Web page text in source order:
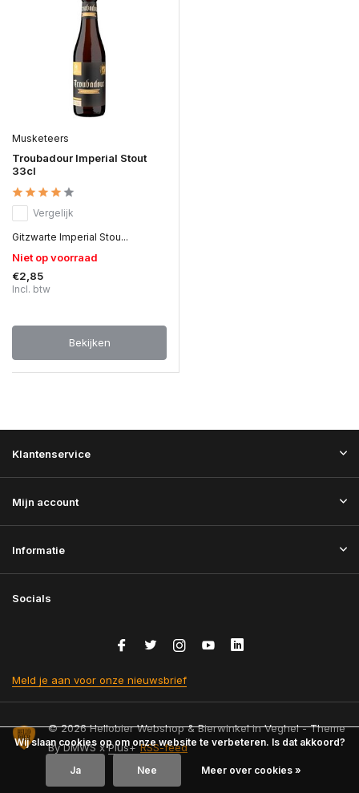
Musketeers
Troubadour Imperial Stout
33cl
Vergelijk
Gitzwarte Imperial Stou...
Niet op voorraad
€2,85
Incl. btw
Bekijken
Klantenservice
Mijn account
Informatie
Socials
Meld je aan voor onze nieuwsbrief
© 2026 Hellobier Webshop & Bierwinkel in Veghel - Theme
ByDMWSxPlus+ RSS-feed
Wij slaan cookies op om onze website te verbeteren. Is dat akkoord?
Ja Nee Meer over cookies »